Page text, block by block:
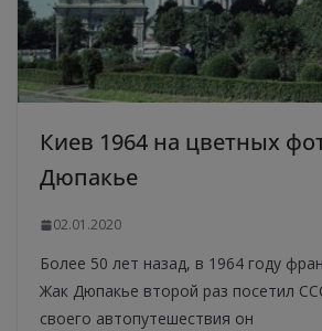
Киев 1964 на цветных
Дюпакье
02.01.2020
Более 50 лет назад, в 1964 году
Жак Дюпакье второй раз посетил
своего автопутешествия он